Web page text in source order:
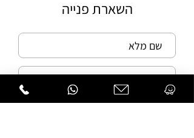
השארת פנייה